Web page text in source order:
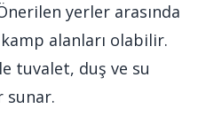
yerler arasında
alanları olabilir.
tuvalet, duş ve su
sunar.